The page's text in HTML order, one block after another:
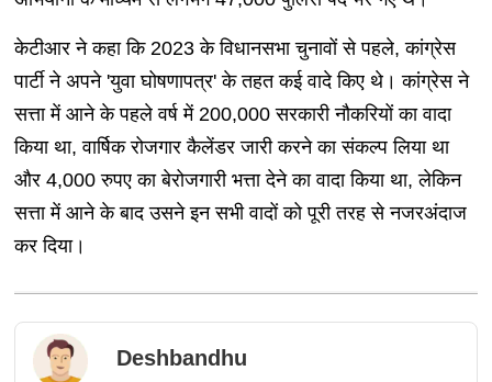
केटीआर ने कहा कि 2023 के विधानसभा चुनावों से पहले, कांग्रेस
पार्टी ने अपने 'युवा घोषणापत्र' के तहत कई वादे किए थे। कांग्रेस ने
सत्ता में आने के पहले वर्ष में 200,000 सरकारी नौकरियों का वादा
किया था, वार्षिक रोजगार कैलेंडर जारी करने का संकल्प लिया था
और 4,000 रुपए का बेरोजगारी भत्ता देने का वादा किया था, लेकिन
सत्ता में आने के बाद उसने इन सभी वादों को पूरी तरह से नजरअंदाज
कर दिया।
Deshbandhu